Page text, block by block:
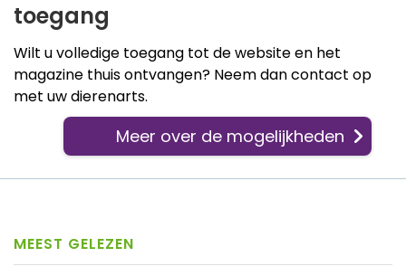
toegang
Wilt u volledige toegang tot de website en het
magazine thuis ontvangen? Neem dan contact op
met uw dierenarts.
Meer over de mogelijkheden
MEEST GELEZEN